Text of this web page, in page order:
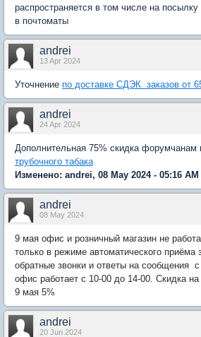
распространяется в том числе на
в почтоматы
andrei
13 Apr 2024
Уточнение по доставке СДЭК заказов от
andrei
24 Apr 2024
Дополнительная 75% скидка форумчанам
трубочного табака
Изменено: andrei, 08 May 2024 - 05:16 AM
andrei
08 May 2024
9 мая офис и розничный магазин не
только в режиме автоматического приёма
обратные звонки и ответы на сообщения
офис работает с 10-00 до 14-00. Скидка
9 мая 5%
andrei
20 Jun 2024